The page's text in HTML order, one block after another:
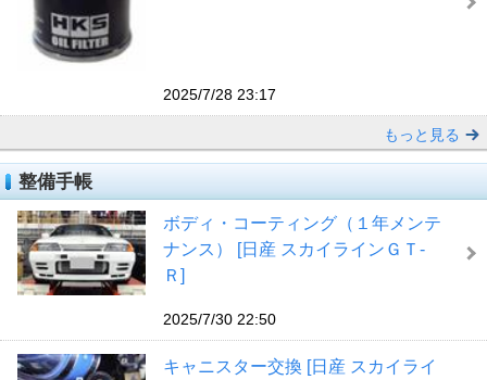
2025/7/28 23:17
もっと見る
整備手帳
ボディ・コーティング（１年メンテ
ナンス） [日産 スカイラインＧＴ‐
Ｒ]
2025/7/30 22:50
キャニスター交換 [日産 スカイライ